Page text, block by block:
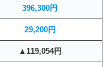
396,300円
29,200円
▲119,054円